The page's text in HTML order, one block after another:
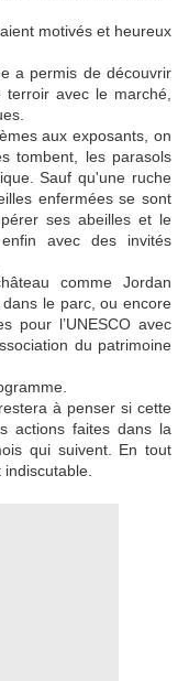
motivés et heureux
a permis de découvrir
avec le marché,
aux exposants, on
tombent, les parasols
Sauf qu'une ruche
enfermées se sont
ses abeilles et le
avec des invités
comme Jordan
le parc, ou encore
pour l’UNESCO avec
du patrimoine
à penser si cette
actions faites dans la
qui suivent. En tout